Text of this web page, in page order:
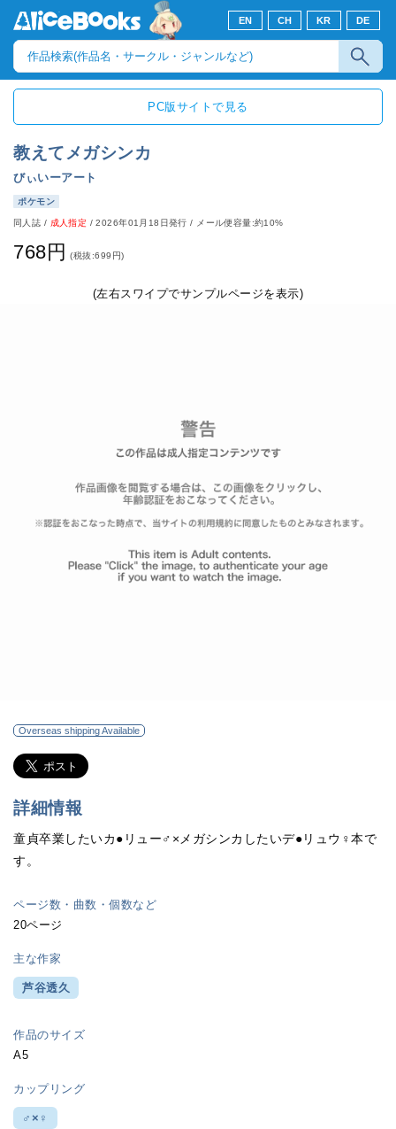
EN CH KR DE
PC版サイトで見る
教えてメガシンカ
びぃいーアート
ポケモン
同人誌 / 成人指定 /2026年01月18日発行 / メール便容量:約10%
768円 (税抜:699円)
(左右スワイプでサンプルページを表示)
Overseas shipping Available
詳細情報
童貞卒業したいカ●リュー♂×メガシンカしたいデ●リュウ♀本で
す。
ページ数・曲数・個数など
20ページ
主な作家
芦谷透久
作品のサイズ
A5
カップリング
♂×♀